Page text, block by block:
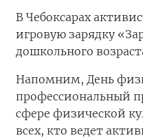
В Чебоксарах
игровую зарядку
дошкольного
Напомним, День
профессиональный
сфере физической
всех, кто ведет